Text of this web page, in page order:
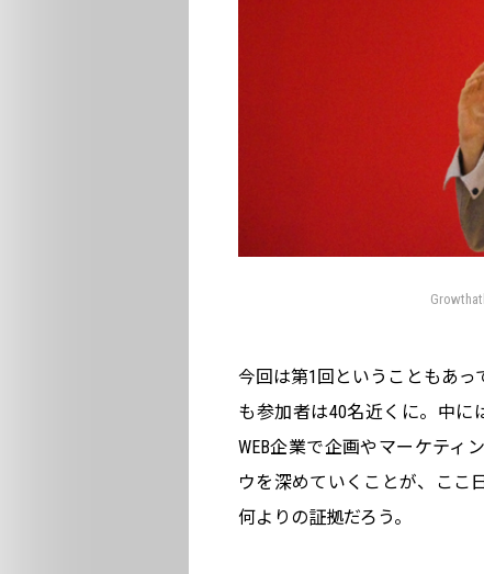
今回は第1回ということもあ
も参加者は40名近くに。中に
WEB企業で企画やマーケティ
ウを深めていくことが、ここ
何よりの証拠だろう。